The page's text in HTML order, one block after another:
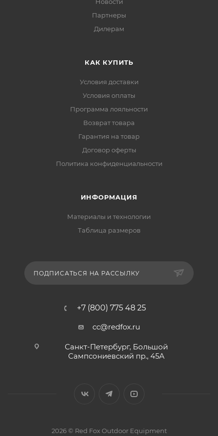
Партнеры
Дилерам
КАК КУПИТЬ
Условия доставки
Условия оплаты
Программа лояльности
Возврат товара
Гарантия на товар
Договор оферты
Политика конфиденциальности
ИНФОРМАЦИЯ
Материалы и технологии
Таблица размеров
ПОДПИСАТЬСЯ НА РАССЫЛКУ
+7 (800) 775 48 25
cc@redfox.ru
Санкт-Петербург, Большой
Сампсониевский пр., 45А
2026 © Red Fox Outdoor Equipment